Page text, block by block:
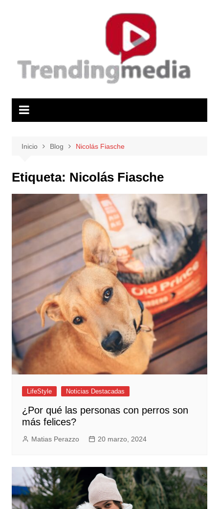
Inicio Blog Nicolás Fiasche
Etiqueta: Nicolás Fiasche
LifeStyle Noticias Destacadas
¿Por qué las personas con perros son
más felices?
Matias Perazzo 20 marzo, 2024